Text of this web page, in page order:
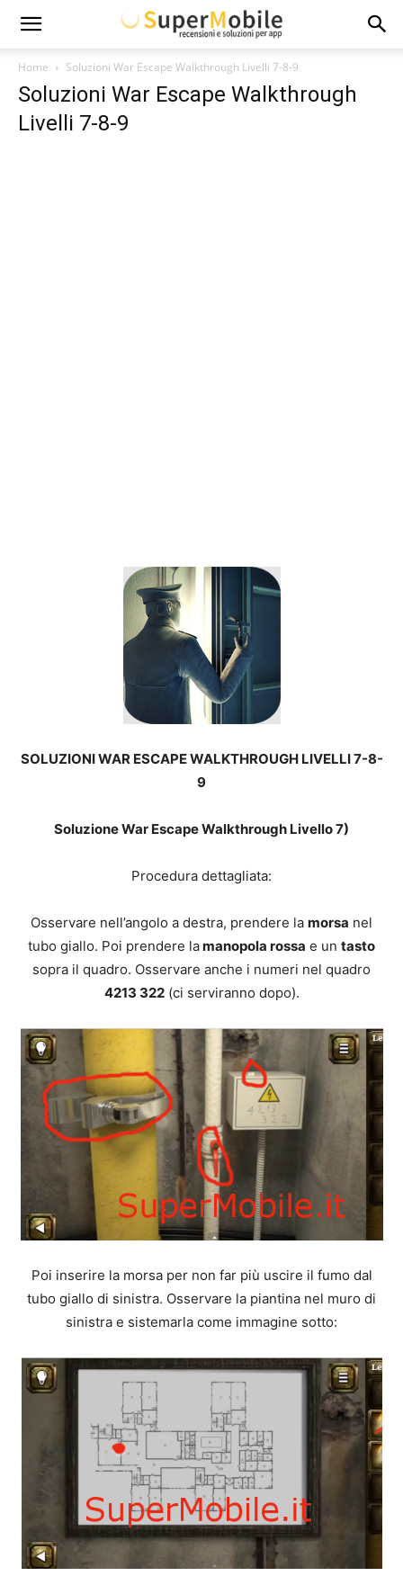
Super
Mobile
Home Soluzioni War Escape Walkthrough Livelli 7-8-9
Soluzioni War Escape Walkthrough
Livelli 7-8-9
SOLUZIONI WAR ESCAPE WALKTHROUGH LIVELLI 7-8-
9
Soluzione War Escape Walkthrough Livello 7)
Procedura dettagliata:
Osservare nell’angolo a destra, prendere la morsa nel
tubo giallo. Poi prendere lamanopola rossa e un tasto
sopra il quadro. Osservare anche i numeri nel quadro
4213 322(ci serviranno dopo).
Poi inserire la morsa per non far più uscire il fumo dal
tubo giallo di sinistra. Osservare la piantina nel muro di
sinistra e sistemarla come immagine sotto: